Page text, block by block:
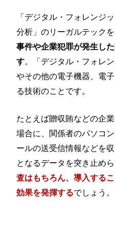
「デジタル・フォレンジ
分析」のリーガルテック
事件や企業犯罪が発生し
す。「デジタル・フォレ
やその他の電子機器、電
る技術のことです。
たとえば贈収賄などの企
場合に、関係者のパソコ
ールの送受信情報などを
となるデータを突き止めら
査はもちろん、導入する
効果を発揮するでしょう。